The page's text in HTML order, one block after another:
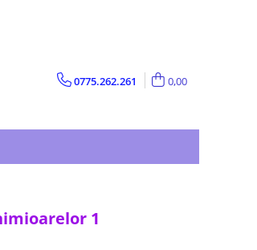
0775.262.261 0,00
1